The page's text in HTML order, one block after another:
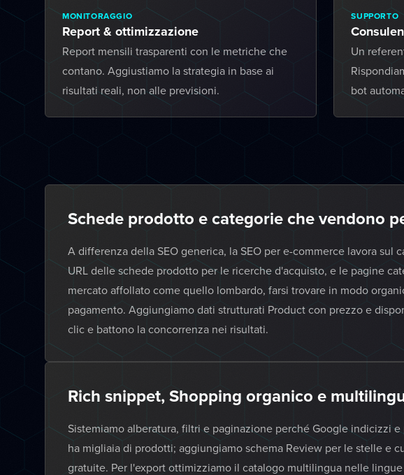
MONITORAGGIO
Report & ottimizzazione
Report mensili trasparenti con le metriche che
contano. Aggiustiamo la strategia in base ai
risultati reali, non alle previsioni.
SUPPORTO
Un
bot
Schede prodotto e categorie che vendono
A differenza della SEO generica, la SEO per e-commerce lavora
URL delle schede prodotto per le ricerche d'acquisto, e le pagine
mercato affollato come quello lombardo, farsi trovare in modo
pagamento. Aggiungiamo dati strutturati Product con prezzo e
clic e battono la concorrenza nei risultati.
Rich snippet, Shopping organico e
Sistemiamo alberatura, filtri e paginazione perché Google indicizzi
ha migliaia di prodotti; aggiungiamo schema Review per le stelle e
gratuite. Per l'export ottimizziamo il catalogo multilingua nelle